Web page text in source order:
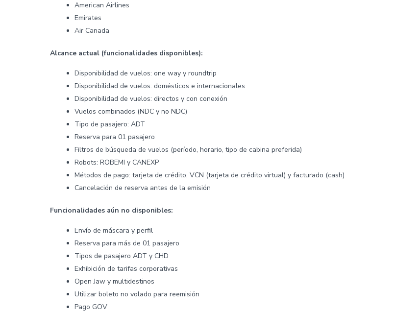
American Airlines
Emirates
Air Canada
Alcance actual (funcionalidades disponibles):
Disponibilidad de vuelos: one way y roundtrip
Disponibilidad de vuelos: domésticos e internacionales
Disponibilidad de vuelos: directos y con conexión
Vuelos combinados (NDC y no NDC)
Tipo de pasajero: ADT
Reserva para 01 pasajero
Filtros de búsqueda de vuelos (período, horario, tipo de cabina preferida)
Robots: ROBEMI y CANEXP
Métodos de pago: tarjeta de crédito, VCN (tarjeta de crédito virtual) y facturado (cash)
Cancelación de reserva antes de la emisión
Funcionalidades aún no disponibles:
Envío de máscara y perfil
Reserva para más de 01 pasajero
Tipos de pasajero ADT y CHD
Exhibición de tarifas corporativas
Open Jaw y multidestinos
Utilizar boleto no volado para reemisión
Pago GOV